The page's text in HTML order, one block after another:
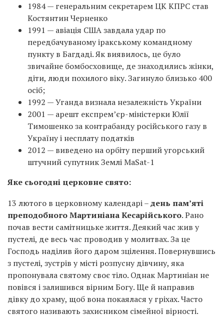
1984 — генеральним секретарем ЦК КПРС став
Костянтин Черненко
1991 — авіація США завдала удар по
передбачуваному іракському командному
пункту в Багдаді. Як виявилось, це було
звичайне бомбосховище, де знаходились жінки,
діти, люди похилого віку. Загинуло близько 400
осіб;
1992 — Уганда визнала незалежність України
2001 — арешт експрем’єр-міністерки Юлії
Тимошенко за контрабанду російського газу в
Україну і несплату податків
2012 — виведено на орбіту перший угорський
штучний супутник Землі MaSat-1
Яке сьогодні церковне свято:
13 лютого в церковному календарі –день пам’яті
преподобного Мартиніана Кесарійського. Рано
почав вести самітницьке життя. Деякий час жив у
пустелі, де весь час проводив у молитвах. За це
Господь наділив його даром зцілення. Повернувшись
з пустелі, зустрів у місті розпусну дівчину, яка
пропонувала святому своє тіло. Однак Мартиніан не
повівся і залишився вірним Богу. Ще й направив
дівку до храму, щоб вона покаялася у гріхах. Часто
святого називають захисником сімейної вірності.